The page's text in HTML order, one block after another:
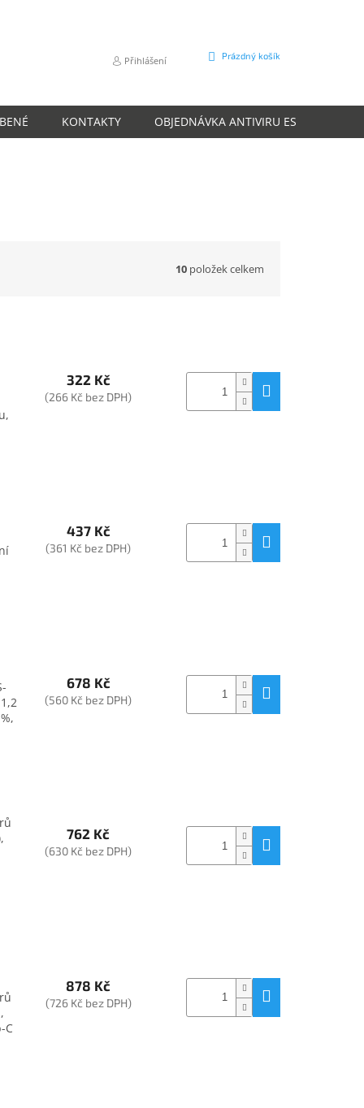
Přihlášení
NÁKUPNÍ
Prázdný košík
KONTAKTY OBJEDNÁVKA ANTIVIRU ESET
10 položek celkem
322 Kč
(266 Kč bez DPH)
437 Kč
(361 Kč bez DPH)
678 Kč
(560 Kč bez DPH)
762 Kč
(630 Kč bez DPH)
C
878 Kč
(726 Kč bez DPH)